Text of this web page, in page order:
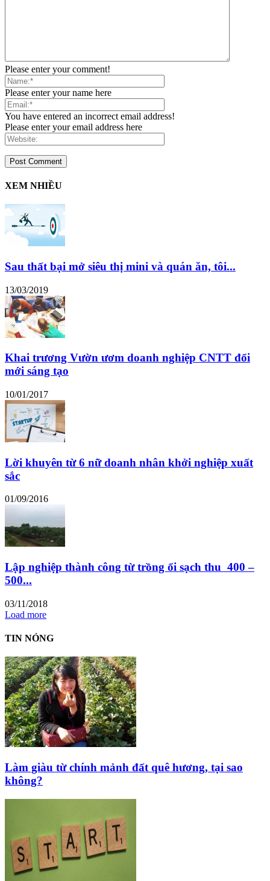
Please enter your comment!
Please enter your name here
You have entered an incorrect email address!
Please enter your email address here
XEM NHIỀU
Sau thất bại mở siêu thị mini và quán ăn, tôi...
13/03/2019
Khai trương Vườn ươm doanh nghiệp CNTT đổi
mới sáng tạo
10/01/2017
Lời khuyên từ 6 nữ doanh nhân khởi nghiệp xuất
sắc
01/09/2016
Lập nghiệp thành công từ trồng ổi sạch thu 400 –
500...
03/11/2018
Load more
TIN NÓNG
Làm giàu từ chính mảnh đất quê hương, tại sao
không?